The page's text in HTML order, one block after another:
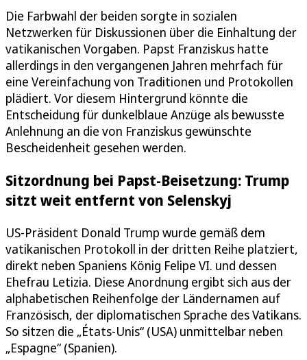
Die Farbwahl der beiden sorgte in sozialen
Netzwerken für Diskussionen über die Einhaltung der
vatikanischen Vorgaben. Papst Franziskus hatte
allerdings in den vergangenen Jahren mehrfach für
eine Vereinfachung von Traditionen und Protokollen
plädiert. Vor diesem Hintergrund könnte die
Entscheidung für dunkelblaue Anzüge als bewusste
Anlehnung an die von Franziskus gewünschte
Bescheidenheit gesehen werden.
Sitzordnung bei Papst-Beisetzung: Trump
sitzt weit entfernt von Selenskyj
US-Präsident Donald Trump wurde gemäß dem
vatikanischen Protokoll in der dritten Reihe platziert,
direkt neben Spaniens König Felipe VI. und dessen
Ehefrau Letizia. Diese Anordnung ergibt sich aus der
alphabetischen Reihenfolge der Ländernamen auf
Französisch, der diplomatischen Sprache des Vatikans.
So sitzen die „États-Unis“ (USA) unmittelbar neben
„Espagne“ (Spanien).